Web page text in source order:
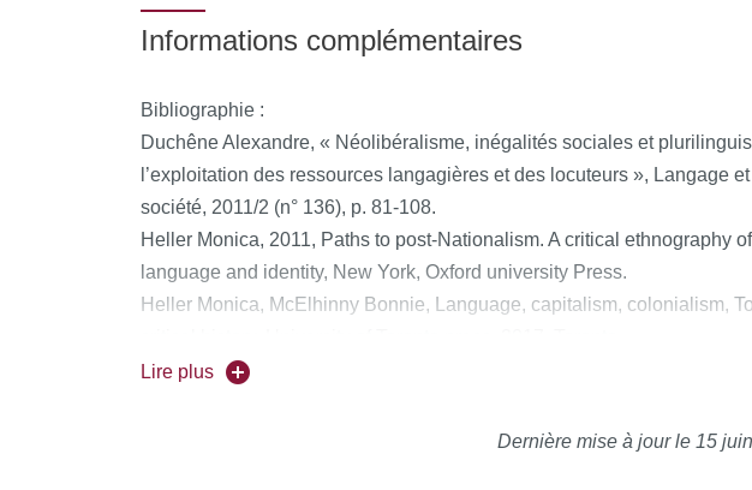
Informations complémentaires
Bibliographie :
Duchêne Alexandre, « Néolibéralisme, inégalités sociales et
l’exploitation des ressources langagières et des locuteurs », Langage et
société, 2011/2 (n° 136), p. 81-108.
Heller Monica, 2011, Paths to post-Nationalism. A critical ethnography of
language and identity, New York, Oxford university Press.
Heller Monica, McElhinny Bonnie, Language, capitalism, colonialism,
Hobsbawn Eric, 1990, Nations et nationalisme depuis 1780, Gallimard,
Lire plus
Dernière mise à jour le 15